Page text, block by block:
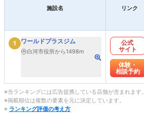
施設名 リンク
1 ワールドプラスジム
白河市役所から1498m
公式
サイト
体験・
相談予約
※当ランキングには広告提携している店舗が含まれます。
※掲載順位は複数の要素を元に決定しています。
※ ランキング評価の考え方